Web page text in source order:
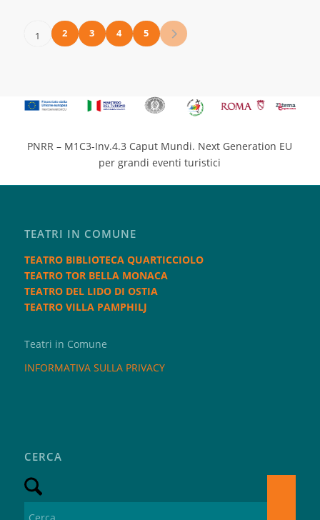
1 2 3 4 5
PNRR – M1C3-Inv.4.3 Caput Mundi. Next Generation EU
per grandi eventi turistici
TEATRI IN COMUNE
TEATRO BIBLIOTECA QUARTICCIOLO
TEATRO TOR BELLA MONACA
TEATRO DEL LIDO DI OSTIA
TEATRO VILLA PAMPHILJ
Teatri in Comune
INFORMATIVA SULLA PRIVACY
CERCA